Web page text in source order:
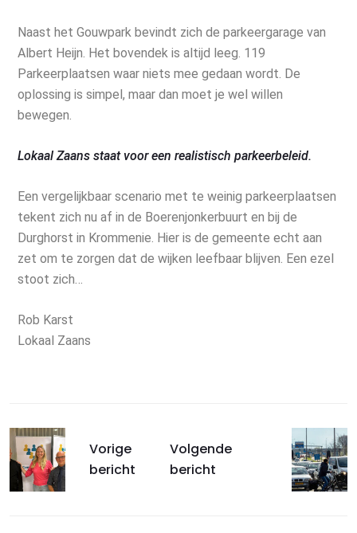
Naast het Gouwpark bevindt zich de parkeergarage van
Albert Heijn. Het bovendek is altijd leeg. 119
Parkeerplaatsen waar niets mee gedaan wordt. De
oplossing is simpel, maar dan moet je wel willen
bewegen.
Lokaal Zaans staat voor een realistisch parkeerbeleid.
Een vergelijkbaar scenario met te weinig parkeerplaatsen
tekent zich nu af in de Boerenjonkerbuurt en bij de
Durghorst in Krommenie. Hier is de gemeente echt aan
zet om te zorgen dat de wijken leefbaar blijven. Een ezel
stoot zich…
Rob Karst
Lokaal Zaans
Vorige
bericht
Volgende
bericht